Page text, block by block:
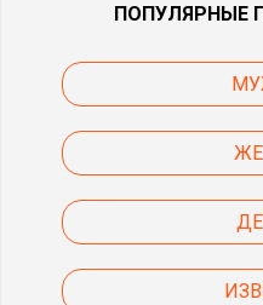
ПОПУЛЯРНЫЕ